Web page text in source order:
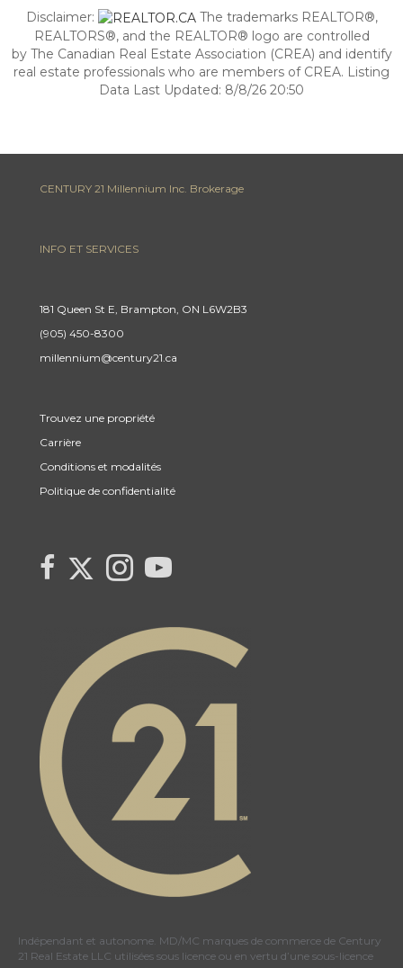
Disclaimer:
The trademarks REALTOR®,
REALTORS®, and the REALTOR® logo are controlled
by The Canadian Real Estate Association (CREA) and identify
real estate professionals who are members of CREA. Listing
Data Last Updated: 8/8/26 20:50
CENTURY 21 Millennium Inc. Brokerage
INFO ET SERVICES
181 Queen St E, Brampton, ON L6W2B3
(905) 450-8300
millennium@century21.ca
Trouvez une propriété
Carrière
Conditions et modalités
Politique de confidentialité
link to Century 21 Canada's facebook page
Link to Century 21 Canada's Twitter page
Link to Century 21 Canada's Instagram page
link to Century 21 Canada's YouTube page
Indépendant et autonome. MD/MC marques de commerce de Century
21 Real Estate LLC utilisées sous licence ou en vertu d’une sous-licence